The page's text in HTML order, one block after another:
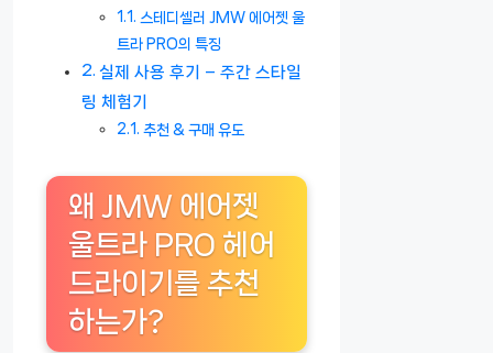
스테디셀러 JMW 에어젯 울
트라 PRO의 특징
실제 사용 후기 – 주간 스타일
링 체험기
추천 & 구매 유도
왜 JMW 에어젯
울트라 PRO 헤어
드라이기를 추천
하는가?